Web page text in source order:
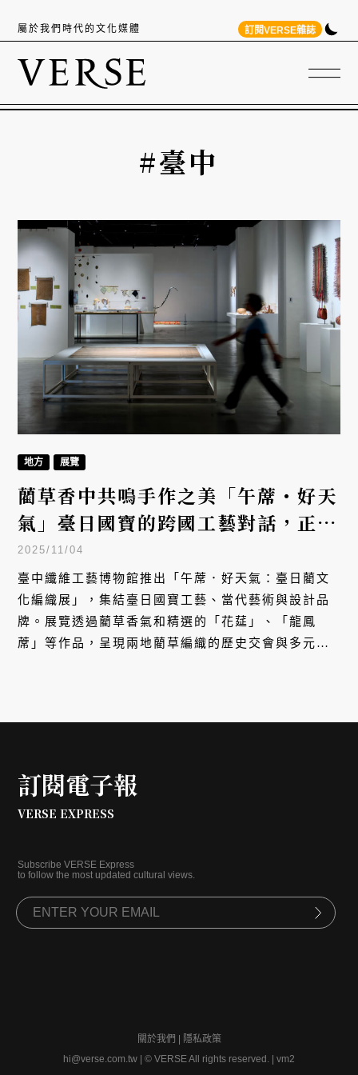
屬於我們時代的文化媒體 訂閱VERSE雜誌
#臺中
地方 展覽
藺草香中共鳴手作之美「午蓆・好天
氣」臺日國寶的跨國工藝對話，正在
臺中登場！
2025/11/04
臺中纖維工藝博物館推出「午蓆．好天氣：臺日藺文
化編織展」，集結臺日國寶工藝、當代藝術與設計品
牌。展覽透過藺草香氣和精選的「花莚」、「龍鳳
蓆」等作品，呈現兩地藺草編織的歷史交會與多元創
訂閱電子報
VERSE EXPRESS
Subscribe VERSE Express
to follow the most updated cultural views.
關於我們
隱私政策
hi@verse.com.tw
© VERSE All rights reserved. | vm2